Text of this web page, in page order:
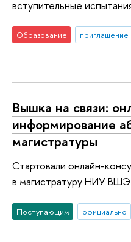
вступительные
Образование приглашение
Вышка на связи:
информирование
магистратуры
Стартовали онлайн-
в магистратуру НИУ ВШЭ
Поступающим официально